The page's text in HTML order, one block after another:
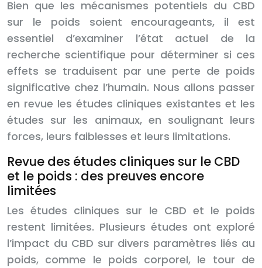
Bien que les mécanismes potentiels du CBD
sur le poids soient encourageants, il est
essentiel d’examiner l’état actuel de la
recherche scientifique pour déterminer si ces
effets se traduisent par une perte de poids
significative chez l’humain. Nous allons passer
en revue les études cliniques existantes et les
études sur les animaux, en soulignant leurs
forces, leurs faiblesses et leurs limitations.
Revue des études cliniques sur le CBD
et le poids : des preuves encore
limitées
Les études cliniques sur le CBD et le poids
restent limitées. Plusieurs études ont exploré
l’impact du CBD sur divers paramètres liés au
poids, comme le poids corporel, le tour de